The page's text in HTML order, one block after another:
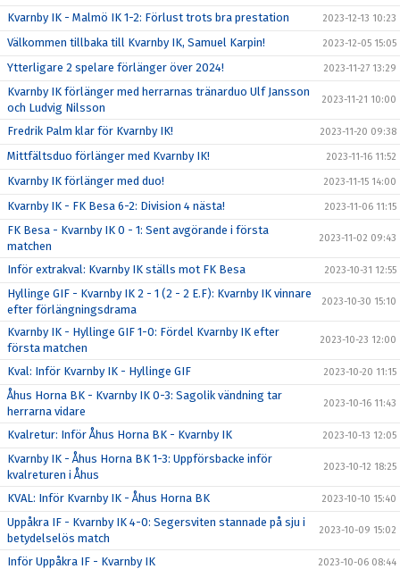
Kvarnby IK - Malmö IK 1-2: Förlust trots bra prestation 2023-12-13 10:23
Välkommen tillbaka till Kvarnby IK, Samuel Karpin! 2023-12-05 15:05
Ytterligare 2 spelare förlänger över 2024! 2023-11-27 13:29
Kvarnby IK förlänger med herrarnas tränarduo Ulf Jansson
och Ludvig Nilsson
2023-11-21 10:00
Fredrik Palm klar för Kvarnby IK! 2023-11-20 09:38
Mittfältsduo förlänger med Kvarnby IK! 2023-11-16 11:52
Kvarnby IK förlänger med duo! 2023-11-15 14:00
Kvarnby IK - FK Besa 6-2: Division 4 nästa! 2023-11-06 11:15
FK Besa - Kvarnby IK 0 - 1: Sent avgörande i första
matchen
2023-11-02 09:43
Inför extrakval: Kvarnby IK ställs mot FK Besa 2023-10-31 12:55
Hyllinge GIF - Kvarnby IK 2 - 1 (2 - 2 E.F): Kvarnby IK vinnare
efter förlängningsdrama
2023-10-30 15:10
Kvarnby IK - Hyllinge GIF 1-0: Fördel Kvarnby IK efter
första matchen
2023-10-23 12:00
Kval: Inför Kvarnby IK - Hyllinge GIF 2023-10-20 11:15
Åhus Horna BK - Kvarnby IK 0-3: Sagolik vändning tar
herrarna vidare
2023-10-16 11:43
Kvalretur: Inför Åhus Horna BK - Kvarnby IK 2023-10-13 12:05
Kvarnby IK - Åhus Horna BK 1-3: Uppförsbacke inför
kvalreturen i Åhus
2023-10-12 18:25
KVAL: Inför Kvarnby IK - Åhus Horna BK 2023-10-10 15:40
Uppåkra IF - Kvarnby IK 4-0: Segersviten stannade på sju i
betydelselös match
2023-10-09 15:02
Inför Uppåkra IF - Kvarnby IK 2023-10-06 08:44